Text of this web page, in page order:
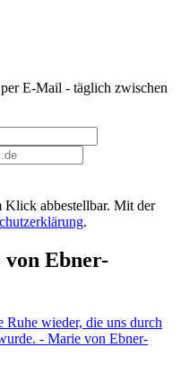
E-Mail - täglich zwischen
Klick abbestellbar. Mit der
.
Ebner-